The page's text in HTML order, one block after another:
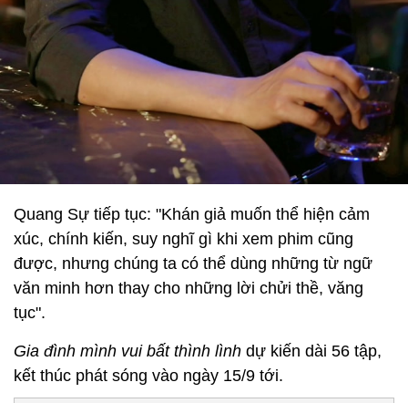
Quang Sự tiếp tục: "Khán giả muốn thể hiện cảm
xúc, chính kiến, suy nghĩ gì khi xem phim cũng
được, nhưng chúng ta có thể dùng những từ ngữ
văn minh hơn thay cho những lời chửi thề, văng
tục".
Gia đình mình vui bất thình lình dự kiến dài 56 tập,
kết thúc phát sóng vào ngày 15/9 tới.